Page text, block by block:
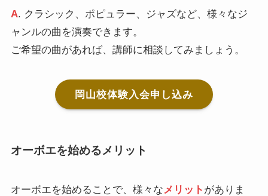
A. クラシック、ポピュラー、ジャズなど、様々なジ
ャンルの曲を演奏できます。
ご希望の曲があれば、講師に相談してみましょう。
岡山校体験入会申し込み
オーボエを始めるメリット
オーボエを始めることで、様々なメリット がありま